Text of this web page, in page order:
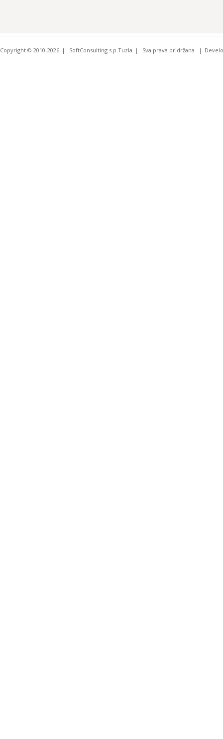
Copyright © 2010-2026 SoftConsulting s.p.Tuzla Sva prava pridržana